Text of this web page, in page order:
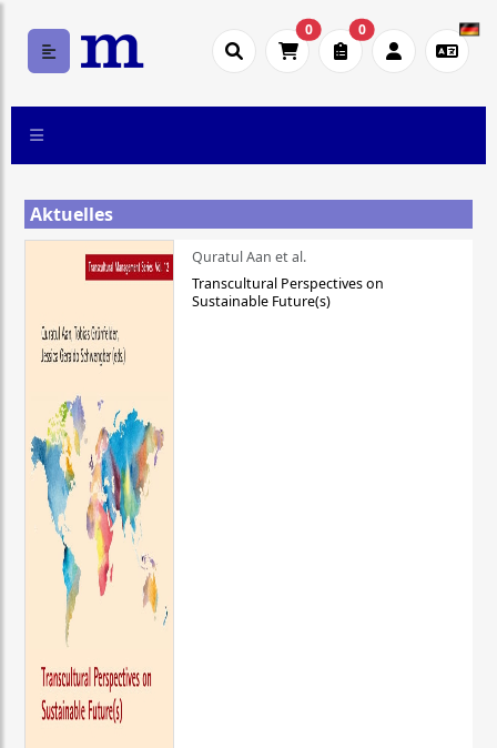
0 0
Aktuelles
Quratul Aan et al.
Transcultural Perspectives on
Sustainable Future(s)